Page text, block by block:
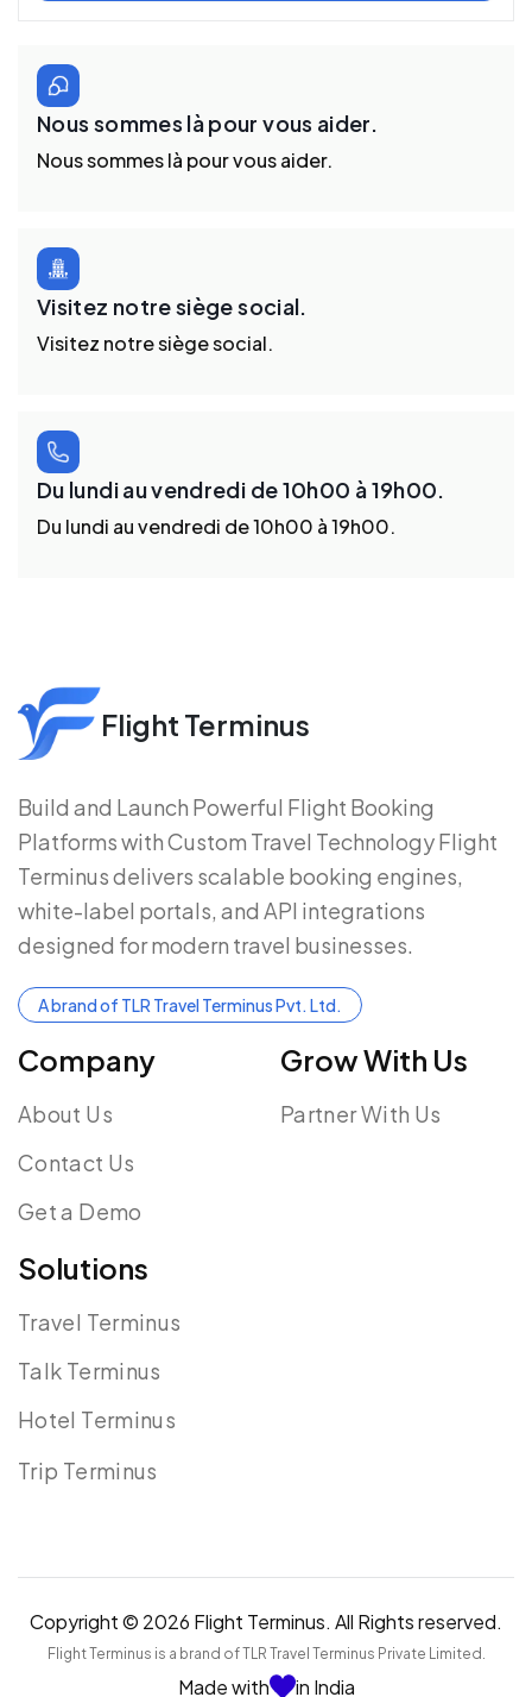
Nous sommes là pour vous aider.
Nous sommes là pour vous aider.
Visitez notre siège social.
Visitez notre siège social.
Du lundi au vendredi de 10h00 à 19h00.
Du lundi au vendredi de 10h00 à 19h00.
Flight Terminus
Build and Launch Powerful Flight Booking
Platforms with Custom Travel Technology Flight
Terminus delivers scalable booking engines,
white-label portals, and API integrations
designed for modern travel businesses.
A brand of TLR Travel Terminus Pvt. Ltd.
Company
About Us
Contact Us
Get a Demo
Grow With Us
Partner With Us
Solutions
Travel Terminus
Talk Terminus
Hotel Terminus
Trip Terminus
Copyright © 2026 Flight Terminus. All Rights reserved.
Flight Terminus is a brand of TLR Travel Terminus Private Limited.
Made with in India